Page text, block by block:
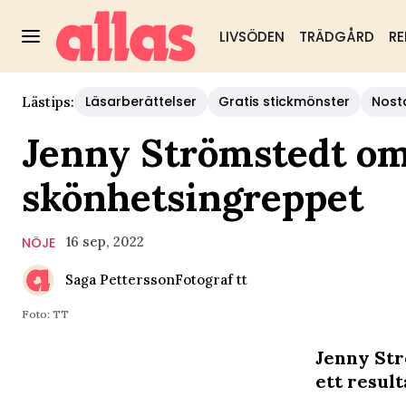
LIVSÖDEN TRÄDGÅRD
Lästips: Läsarberättelser Gratis stickmönster
Jenny Strömstedt
skönhetsingreppet
NÖJE 16 sep, 2022
Saga PetterssonFotograf tt
Foto: TT
Jenny
ett